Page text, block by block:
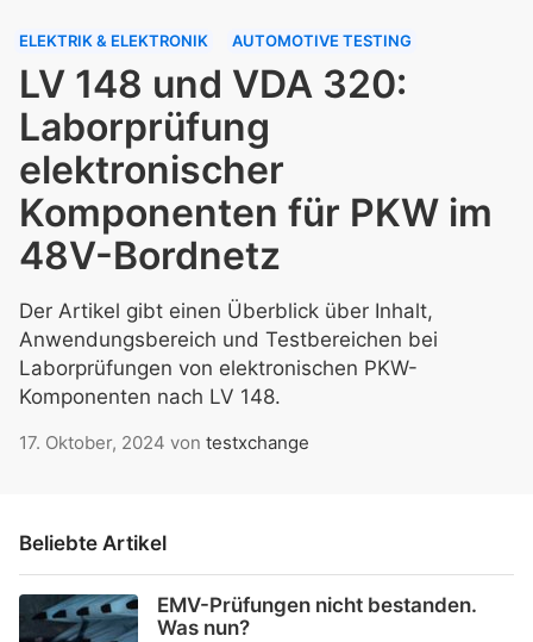
ELEKTRIK & ELEKTRONIK AUTOMOTIVE TESTING
LV 148 und VDA 320:
Laborprüfung
elektronischer
Komponenten für PKW im
48V-Bordnetz
Der Artikel gibt einen Überblick über Inhalt,
Anwendungsbereich und Testbereichen bei
Laborprüfungen von elektronischen PKW-
Komponenten nach LV 148.
17. Oktober, 2024 von testxchange
Beliebte Artikel
EMV-Prüfungen nicht bestanden.
Was nun?